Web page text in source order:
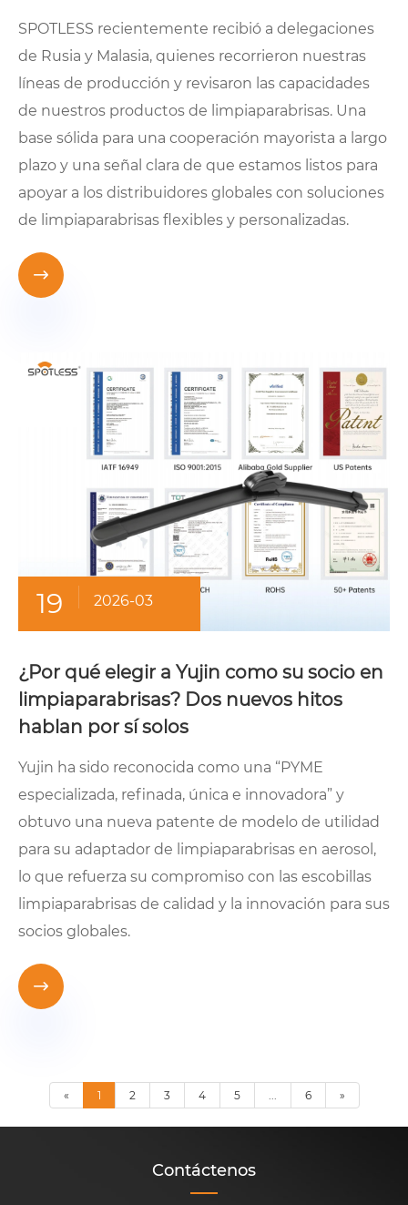
SPOTLESS recientemente recibió a delegaciones
de Rusia y Malasia, quienes recorrieron nuestras
líneas de producción y revisaron las capacidades
de nuestros productos de limpiaparabrisas. Una
base sólida para una cooperación mayorista a largo
plazo y una señal clara de que estamos listos para
apoyar a los distribuidores globales con soluciones
de limpiaparabrisas flexibles y personalizadas.

19 2026-03
¿Por qué elegir a Yujin como su socio en
limpiaparabrisas? Dos nuevos hitos
hablan por sí solos
Yujin ha sido reconocida como una “PYME
especializada, refinada, única e innovadora” y
obtuvo una nueva patente de modelo de utilidad
para su adaptador de limpiaparabrisas en aerosol,
lo que refuerza su compromiso con las escobillas
limpiaparabrisas de calidad y la innovación para sus
socios globales.

« 1 2 3 4 5 6 »
Contáctenos